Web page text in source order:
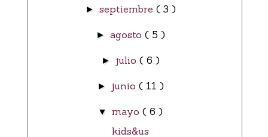
► septiembre ( 3 )
► agosto ( 5 )
► julio ( 6 )
► junio ( 11 )
▼ mayo ( 6 )
kids&us